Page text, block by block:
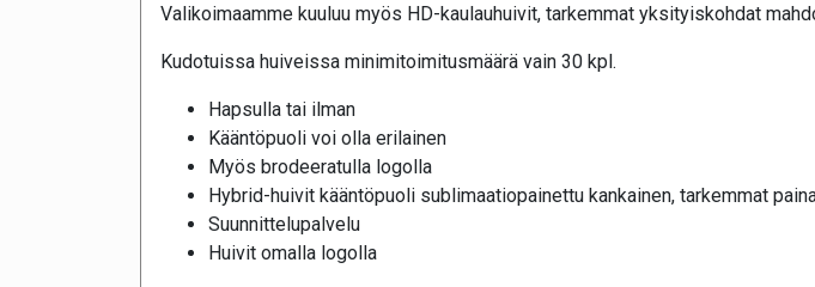
Valikoimaamme kuuluu myös HD-kaulauhuivit, tarkemmat yksityiskohdat
Kudotuissa huiveissa minimitoimitusmäärä vain 30 kpl.
Hapsulla tai ilman
Kääntöpuoli voi olla erilainen
Myös brodeeratulla logolla
Hybrid-huivit kääntöpuoli sublimaatiopainettu kankainen, tarkemmat
Suunnittelupalvelu
Huivit omalla logolla